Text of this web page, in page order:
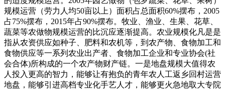
规模运营（劳力人均50亩以上）面积占总面积60%摆布，2005
占75%摆布，2015年占90%摆布。牧业、渔业、生果、花草、
蔬菜等农做物规模运营的比沉应逐渐提高。农业规模化凡是是
指从农资供应如种子、肥料和农机等，到农产物、食物加工和
食物供应等一系列农业出产者、食物加工企业和专业协会(社
会合体)所构成的一个农产物财产链。一是地盘规模大值得农
人投入更高的智力，能够让有抱负的青年农人工返乡回村运营
地盘，能够引进高档专业化手艺人才，能够更火急地取大专院